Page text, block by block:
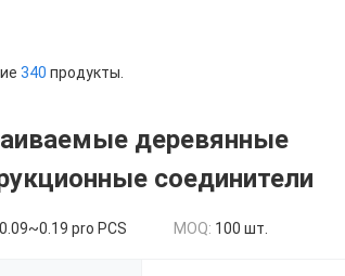
340 продукты.
деревянные
соединители
pro PCS MOQ: 100 шт.